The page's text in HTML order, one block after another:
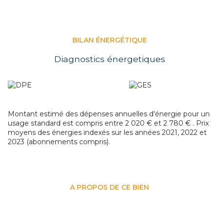
BILAN ÉNERGÉTIQUE
Diagnostics énergetiques
Montant estimé des dépenses annuelles d'énergie pour un
usage standard est compris entre 2 020 € et 2 780 € . Prix
moyens des énergies indexés sur les années 2021, 2022 et
2023 (abonnements compris).
A PROPOS DE CE BIEN